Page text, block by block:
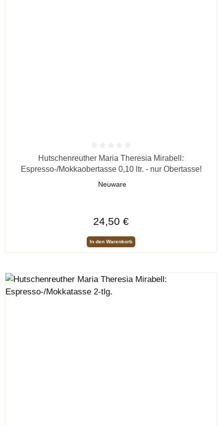
Durchschnittliche Bewertung von 0 von 5 Sternen
Hutschenreuther Maria Theresia Mirabell:
Espresso-/Mokkaobertasse 0,10 ltr. - nur Obertasse!
Neuware
24,50 €
In den Warenkorb